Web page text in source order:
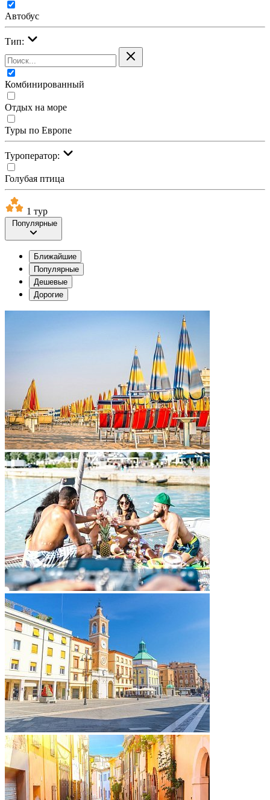
Автобус
Тип:
Комбинированный
Отдых на море
Туры по Европе
Туроператор:
Голубая птица
1 тур
Популярные
Ближайшие
Популярные
Дешевые
Дорогие